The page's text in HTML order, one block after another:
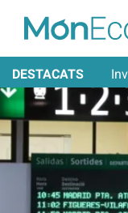
DESTACATS